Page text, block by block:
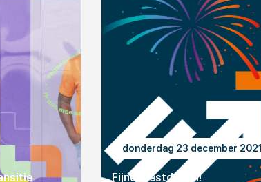
donderdag 23 december 2021
Fijne feestdagen!